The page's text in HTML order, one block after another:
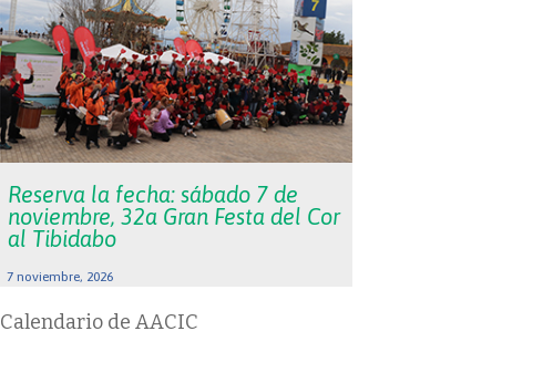
Reserva la fecha: sábado 7 de
noviembre, 32a Gran Festa del Cor
al Tibidabo
7 noviembre, 2026
Calendario de AACIC